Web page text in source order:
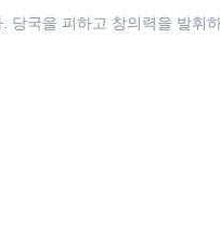
당국을 피하고 창의력을 발휘